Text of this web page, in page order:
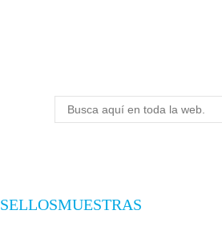
SELLOSMUESTRAS